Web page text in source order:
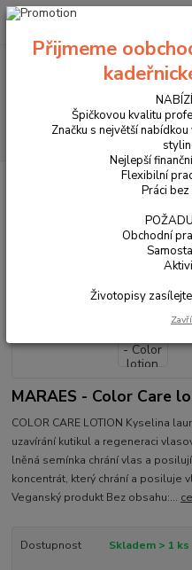
VŠECHNY PRODUKTY
MARAES -
MARAES - Color Care
COLOR CARE LOTION Kyselina
uzavírání kutikul a regeneraci
lněná semínka chrání vlas a
koncentrát, který chrání a posiluje
Veganský produkt Bez obsahu:...
Dostupnost Skladem > 1 ks
Přijmeme
Špičkovou kvalitu
Značku s největší
Nejlepší
Flexibilní
Práci
Obchodní
Životopisy